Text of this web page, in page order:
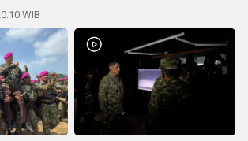
WIB